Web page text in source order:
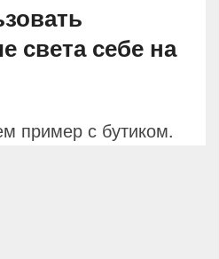
света себе на
пример с бутиком.